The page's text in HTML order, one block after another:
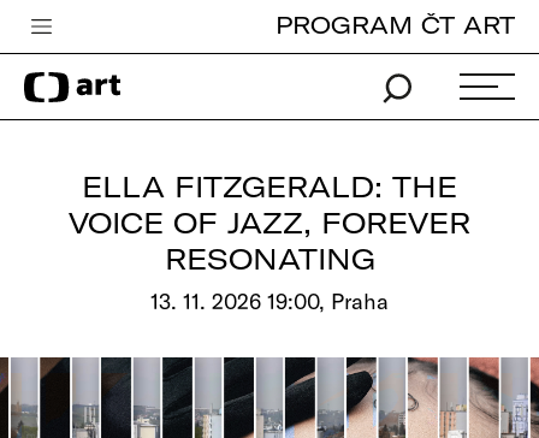
Česká televize
Zpravodajství
iVysílání
edu
Vše o ČT
PROGRAM ČT ART
ELLA FITZGERALD: THE
VOICE OF JAZZ, FOREVER
RESONATING
13. 11. 2026 19:00, Praha